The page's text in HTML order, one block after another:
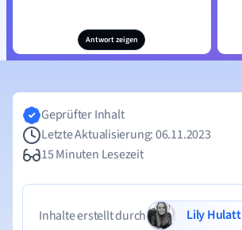
Antwort zeigen
Geprüfter Inhalt
Letzte Aktualisierung: 06.11.2023
15 Minuten Lesezeit
Inhalte erstellt durch
Lily Hulatt